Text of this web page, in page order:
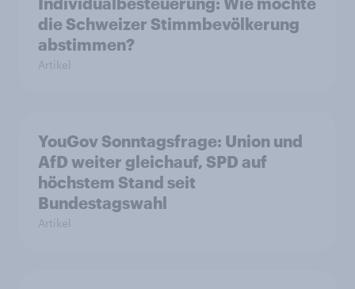
die Schweizer Stimmbevölkerung
abstimmen?
Artikel
YouGov Sonntagsfrage: Union und
AfD weiter gleichauf, SPD auf
höchstem Stand seit
Bundestagswahl
Artikel